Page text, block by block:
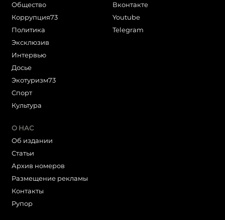
Общество
Коррупция73
Политика
Эксклюзив
Интервью
Досье
Экотуризм73
Cпорт
Культура
Вконтакте
Youtube
Telegram
О НАС
Об издании
Статьи
Архив номеров
Размещение рекламы
Контакты
Рупор